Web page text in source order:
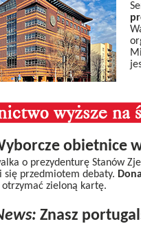
obietnice
o prezydenturę Stanów
się przedmiotem debaty.
zieloną kartę.
Znasz